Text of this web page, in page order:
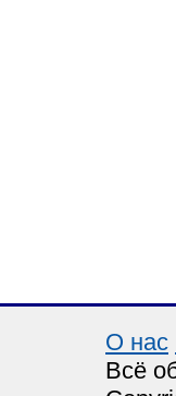
О нас
Всё